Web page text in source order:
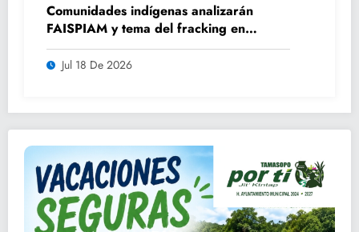
Comunidades indígenas analizarán
FAISPIAM y tema del fracking en
asamblea ordinaria
Jul 18 De 2026